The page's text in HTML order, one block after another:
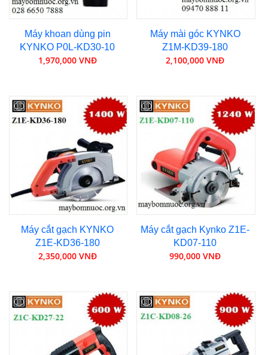
Máy khoan dùng pin
KYNKO P0L-KD30-10
1,970,000 VNĐ
Máy mài góc KYNKO
Z1M-KD39-180
2,100,000 VNĐ
Máy cắt gạch KYNKO
Z1E-KD36-180
2,350,000 VNĐ
Máy cắt gạch Kynko Z1E-
KD07-110
990,000 VNĐ